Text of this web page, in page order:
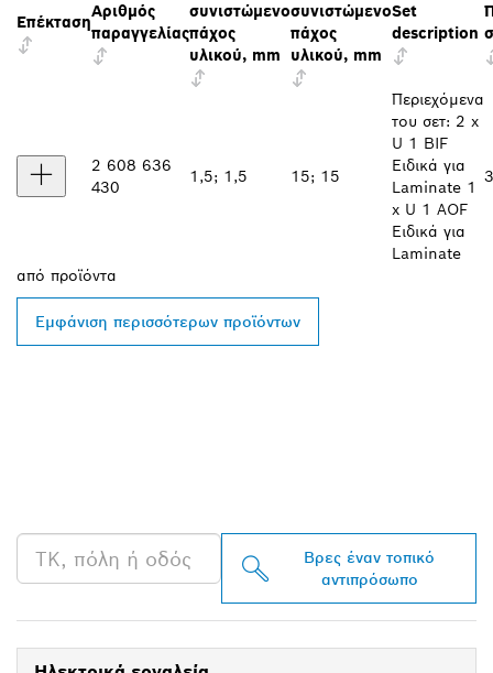
Επέκταση
Αριθμός
παραγγελίας
συνιστώμενο
πάχος
υλικού, mm
συνιστώμενο
πάχος
υλικού, mm
Set
description
2 608 636
430
1,5; 1,5 15; 15
Περιεχόμενα
του σετ: 2 x
U 1 BIF
Ειδικά για
Laminate 1
x U 1 AOF
Ειδικά για
Laminate
από προϊόντα
Εμφάνιση περισσότερων προϊόντων
Βρες έναν τοπικό
αντιπρόσωπο